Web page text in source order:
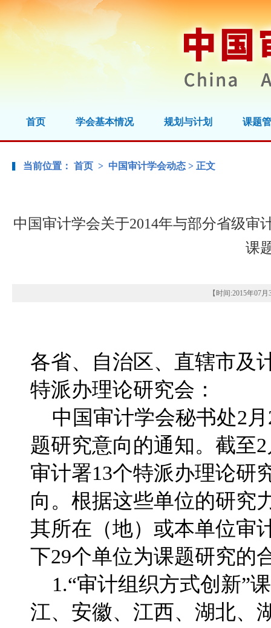
首页 学会基本情况 规划与计划 课题
当前位置： 首页 > 中国审计学会动态 > 正文
中国审计学会关于2014年与部分省级
课
【时间:2015年07月
各省、自治区、直辖市及
特派办理论研究会：
中国审计学会秘书处2月
题研究意向的通知。截至
审计署13个特派办理论研
向。根据这些单位的研究
其所在（地）或本单位审
下29个单位为课题研究的
1.“审计组织方式创新”
江、安徽、江西、湖北、